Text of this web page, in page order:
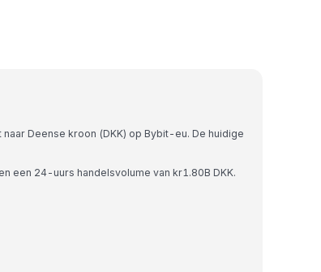
Deense kroon (DKK) op Bybit-eu. De huidige
een 24-uurs handelsvolume van kr1.80B DKK.